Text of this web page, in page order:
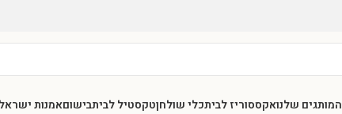
המותגים שלנואקססוריז לביתכלי שולחןטקסטיל לביתבישוםאמנות